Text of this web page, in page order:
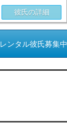
彼氏の詳細
レンタル彼氏募集中